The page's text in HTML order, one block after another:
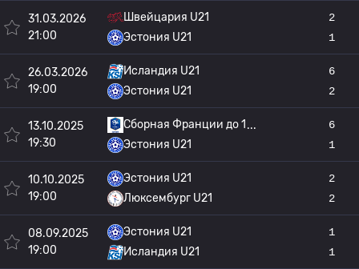
31.03.2026
21:00
Швейцария U21
Эстония U21
2
1
26.03.2026
19:00
Исландия U21
Эстония U21
6
2
13.10.2025
19:30
Сборная Франции до 1
Эстония U21
6
1
10.10.2025
19:00
Эстония U21
Люксембург U21
2
2
08.09.2025
19:00
Эстония U21
Исландия U21
1
1